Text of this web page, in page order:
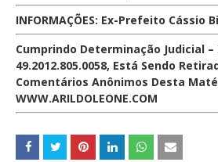
INFORMAÇÕES: Ex-Prefeito Cássio
Cumprindo Determinação Judicial –
49.2012.805.0058, Está Sendo
Comentários Anônimos Desta
WWW.ARILDOLEONE.COM